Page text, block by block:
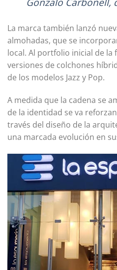
La marca también lanzó
almohadas, que se
local. Al portfolio inicial de la
versiones de colchones
de los modelos Jazz y Pop.
A medida que la cadena se
de la identidad se va
través del diseño de la
una marcada evolución en